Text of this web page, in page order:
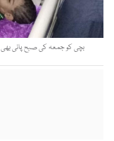
بچی کو جمعہ کی صبح پانی بھی